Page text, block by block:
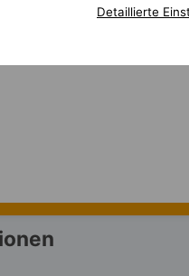
s Angular, minimálně 5 let praxe
Detaillierte